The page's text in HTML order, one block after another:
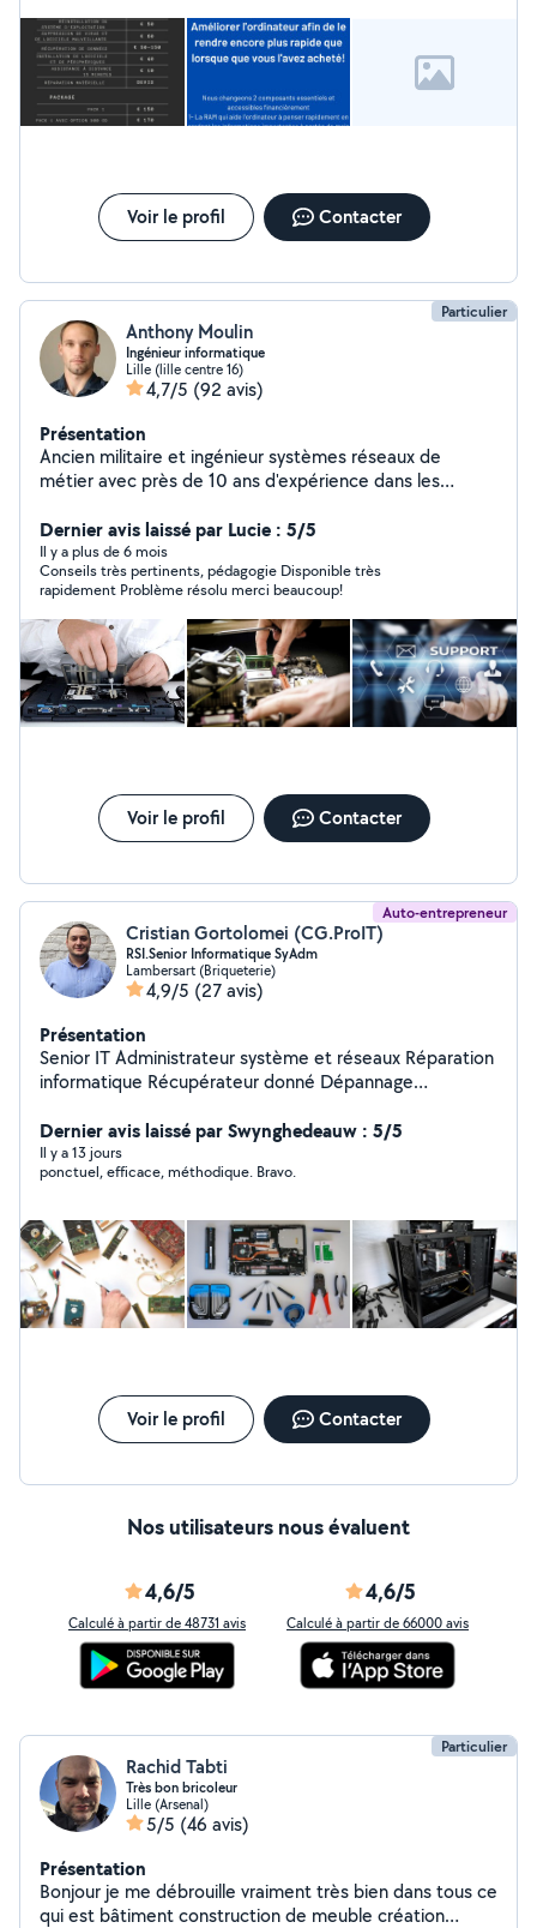
Voir le profil Contacter
Particulier
Anthony Moulin
Ingénieur informatique
Lille (lille centre 16)
4,7/5 (92 avis)
Présentation
Ancien militaire et ingénieur systèmes réseaux de
métier avec près de 10 ans d'expérience dans les
apporter mon expertise sur vos sujets informatiques,
téléphoniques et audiovisuels, et tout ce qui touche aux
nouvelles technologies. Je suis également un peu
bricoleur, j'apporte mon aide dans les services de
déménagement et préparation de logements pour les
rendre accueillants
Dernier avis laissé par Lucie : 5/5
Il y a plus de 6 mois
Conseils très pertinents, pédagogie Disponible très
rapidement Problème résolu merci beaucoup!
Voir le profil Contacter
Auto-entrepreneur
Cristian Gortolomei (CG.ProIT)
RSI.Senior Informatique SyAdm
Lambersart (Briqueterie)
4,9/5 (27 avis)
Présentation
Senior IT Administrateur système et réseaux Réparation
informatique Récupérateur donné Dépannage
informatique Maintenance système Support et conseil
Conseil informatique
Dernier avis laissé par Swynghedeauw : 5/5
Il y a 13 jours
ponctuel, efficace, méthodique. Bravo.
Voir le profil Contacter
Nos utilisateurs nous évaluent
4,6/5
Calculé à partir de 48731 avis
4,6/5
Calculé à partir de 66000 avis
Particulier
Rachid Tabti
Très bon bricoleur
Lille (Arsenal)
5/5 (46 avis)
Présentation
Bonjour je me débrouille vraiment très bien dans tous ce
qui est bâtiment construction de meuble création